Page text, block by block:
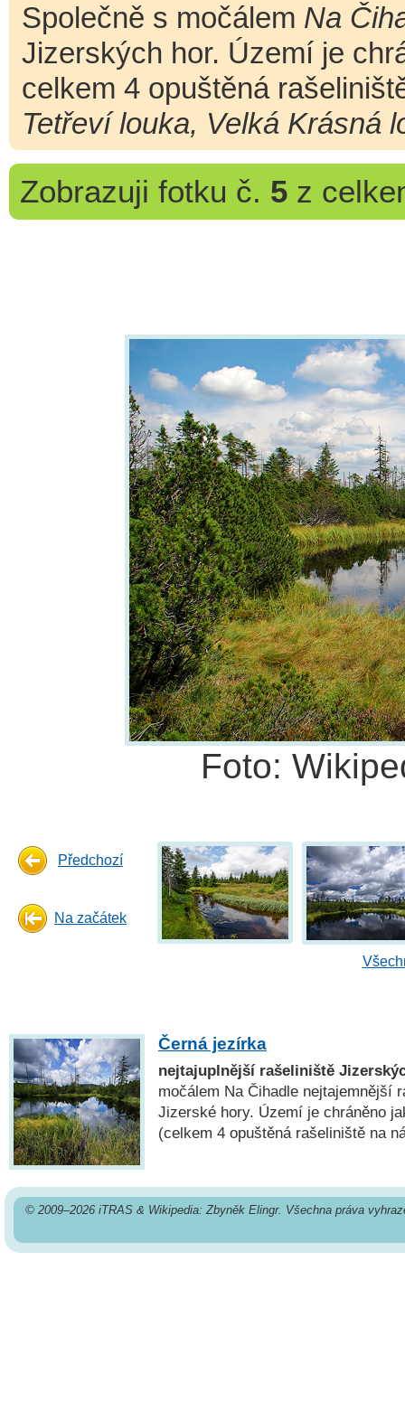
Společně s močálem Na
Jizerských hor. Území je
celkem 4 opuštěná
Tetřeví louka, Velká Krásná
Zobrazuji fotku č. 5z
Foto:
Předchozí
Na začátek
Černá jezírka
nejtajuplnější rašeliniště
močálem Na Čihadle nejtajemnější
Jizerské hory. Území je chráněno
(celkem 4 opuštěná rašeliniště na
© 2009–2026 iTRAS & Wikipedia: Zbyněk Elingr. Všechna práva